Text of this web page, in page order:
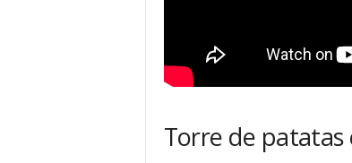
Torre de patatas